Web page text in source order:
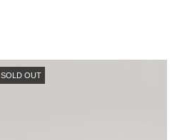
SOLD OUT